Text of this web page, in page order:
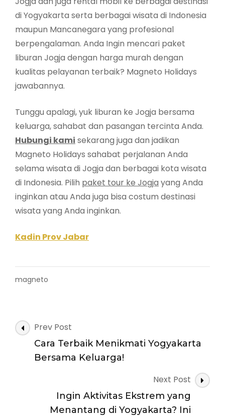
di Yogyakarta serta berbagai wisata di Indonesia
maupun Mancanegara yang profesional
berpengalaman. Anda Ingin mencari paket
liburan Jogja dengan harga murah dengan
kualitas pelayanan terbaik? Magneto Holidays
jawabannya.
Tunggu apalagi, yuk liburan ke Jogja bersama
keluarga, sahabat dan pasangan tercinta Anda.
Hubungi kami sekarang juga dan jadikan
Magneto Holidays sahabat perjalanan Anda
selama wisata di Jogja dan berbagai kota wisata
di Indonesia. Pilih paket tour ke Jogja yang Anda
inginkan atau Anda juga bisa costum destinasi
wisata yang Anda inginkan.
Kadin Prov Jabar
magneto
Post
Navigation
Prev Post
Cara Terbaik Menikmati Yogyakarta
Bersama Keluarga!
Next Post
Ingin Aktivitas Ekstrem yang
Menantang di Yogyakarta? Ini